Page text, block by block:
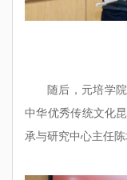
随后，元培学
中华优秀传统文化
承与研究中心主任